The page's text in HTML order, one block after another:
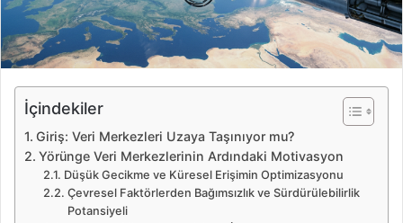
g
ö
n
m
e
İçindekiler
Giriş: Veri Merkezleri Uzaya Taşınıyor mu?
Yörünge Veri Merkezlerinin Ardındaki Motivasyon
Düşük Gecikme ve Küresel Erişimin Optimizasyonu
Çevresel Faktörlerden Bağımsızlık ve Sürdürülebilirlik
Potansiyeli